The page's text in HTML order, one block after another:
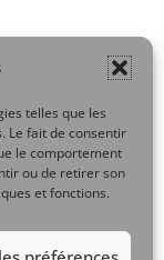
telles que les
Le fait de consentir
le comportement
ou de retirer son
et fonctions.